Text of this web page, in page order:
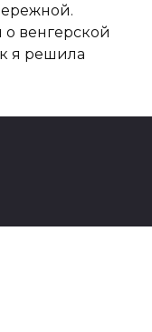
венгерской
я решила